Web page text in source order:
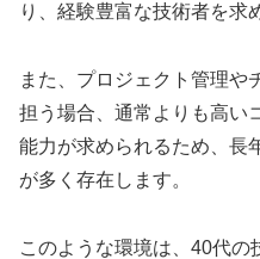
り、経験豊富な技術者を求
また、プロジェクト管理や
担う場合、通常よりも高い
能力が求められるため、長
が多く存在します。
このような環境は、40代の